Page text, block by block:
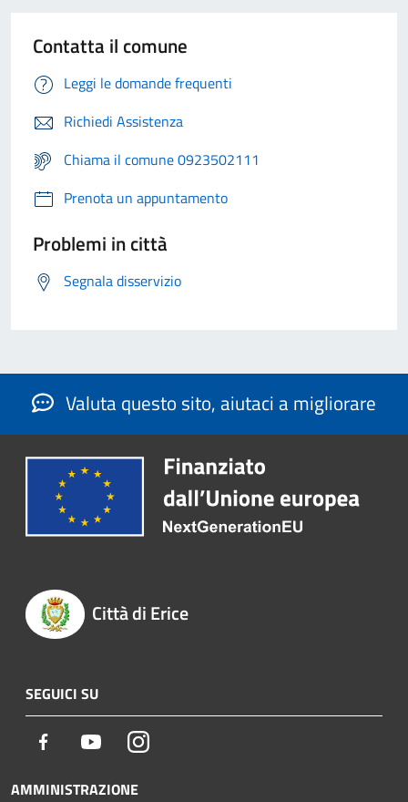
Contatta il comune
Leggi le domande frequenti
Richiedi Assistenza
Chiama il comune 0923502111
Prenota un appuntamento
Problemi in città
Segnala disservizio
Valuta questo sito, aiutaci a migliorare
Città di Erice
SEGUICI SU
Facebook YoutubeInstagram
AMMINISTRAZIONE